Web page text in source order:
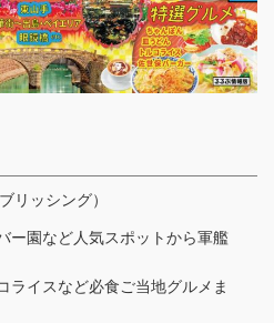
リッシング）
ー園など人気スポットから軍艦
ライスなど必食ご当地グルメま